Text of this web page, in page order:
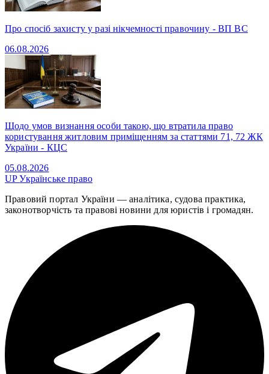
Про спосіб захисту у разі нікчемності правочину - ВП ВС
06.08.2026
Щодо умов визнання особи такою, що втратила право
користування житловим приміщенням за статтями 71, 72 ЖК
України - КЦС
05.08.2026
UPУкраїнське право
Правовий портал України — аналітика, судова практика,
законотворчість та правові новини для юристів і громадян.